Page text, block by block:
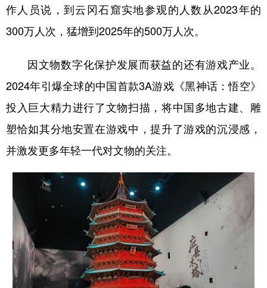
作人员说，到云冈石窟实地参观的人数从2023年的
300万人次，猛增到2025年的500万人次。
因文物数字化保护发展而获益的还有游戏产业。
2024年引爆全球的中国首款3A游戏《黑神话：悟空》
投入巨大精力进行了文物扫描，将中国多地古建、雕
塑恰如其分地安置在游戏中，提升了游戏的沉浸感，
并激发更多年轻一代对文物的关注。